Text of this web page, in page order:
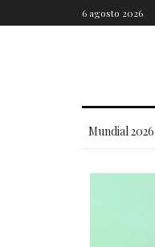
6 agosto 2026
Mundial 2026